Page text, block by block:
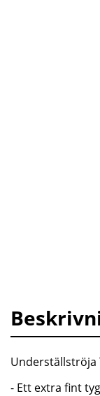
Underställströja
- Ett extra fint